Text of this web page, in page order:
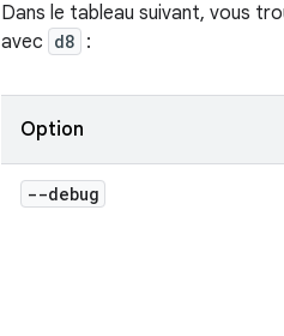
Dans le tableau suivant, vous
avec d8 :
Option
--debug